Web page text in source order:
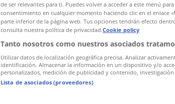
de ser relevantes para ti. Puedes volver a acceder a este menú
consentimiento en cualquier momento haciendo clic en el enlace
parte inferior de la página web. Tus opciones tendrán efecto
consulta nuestra política de privacidad.Cookie policy
Tanto nosotros como nuestros asociados
Utilizar datos de localización geográfica precisa. Analizar
identificación. Almacenar la información en un dispositivo y/o
personalizados, medición de publicidad y contenido,
Lista de asociados (proveedores)